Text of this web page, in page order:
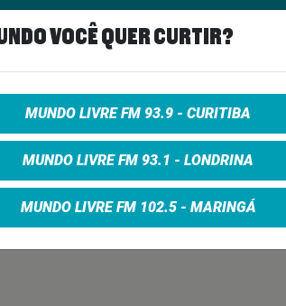
00:00:00
VOCÊ QUER CURTIR?
MUNDO LIVRE FM 93.9 - CURITIBA
MUNDO LIVRE FM 93.1 - LONDRINA
MUNDO LIVRE FM 102.5 - MARINGÁ